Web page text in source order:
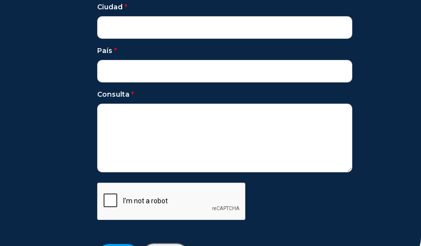
Ciudad *
País *
Consulta *